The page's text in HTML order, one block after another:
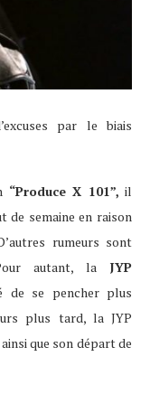
par le biais
“Produce X 101”, il
de semaine en raison
rumeurs sont
autant, la JYP
de se pencher plus
plus tard, la JYP
que son départ de